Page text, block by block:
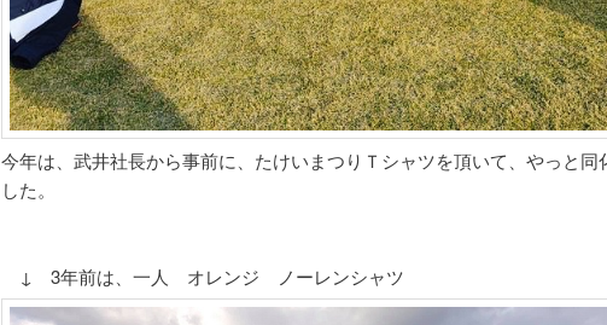
今年は、武井社長から事前に、たけいまつりＴシャツを頂いて、やっと同
した。
↓ 3年前は、一人 オレンジ ノーレンシャツ